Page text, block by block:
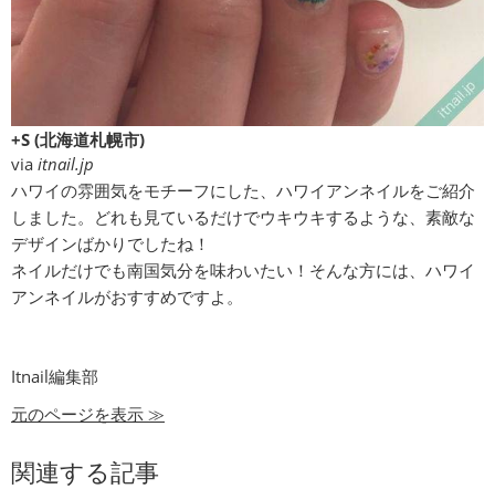
+S (北海道札幌市)
via itnail.jp
ハワイの雰囲気をモチーフにした、ハワイアンネイルをご紹介
しました。どれも見ているだけでウキウキするような、素敵な
デザインばかりでしたね！
ネイルだけでも南国気分を味わいたい！そんな方には、ハワイ
アンネイルがおすすめですよ。
Itnail編集部
元のページを表示 ≫
関連する記事